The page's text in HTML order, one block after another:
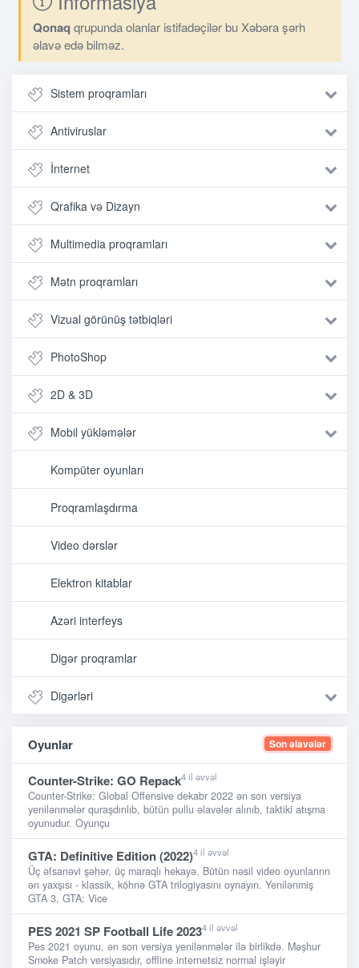
Qonaq qrupunda olanlar istifadəçilər bu Xəbəra şərh
əlavə edə bilməz.
Sistem proqramları
Antiviruslar
İnternet
Qrafika və Dizayn
Multimedia proqramları
Mətn proqramları
Vizual görünüş tətbiqləri
PhotoShop
2D & 3D
Mobil yükləmələr
Kompüter oyunları
Proqramlaşdırma
Video dərslər
Elektron kitablar
Azəri interfeys
Digər proqramlar
Digərləri
Oyunlar Son əlavələr
Counter-Strike: GO Repack4 il əvvəl
Counter-Strike: Global Offensive dekabr 2022 ən son versiya
yenilənmələr quraşdırılıb, bütün pullu əlavələr alınıb, taktiki atışma
oyunudur. Oyunçu
GTA: Definitive Edition (2022)4 il əvvəl
Üç əfsanəvi şəhər, üç maraqlı hekayə. Bütün nəsil video oyunlarınn
ən yaxşısı - klassik, köhnə GTA trilogiyasını oynayın. Yenilənmiş
GTA 3, GTA: Vice
PES 2021 SP Football Life 20234 il əvvəl
Pes 2021 oyunu, ən son versiya yenilənmələr ilə birlikdə. Məşhur
Smoke Patch versiyasıdır, offline internetsiz normal işləyir